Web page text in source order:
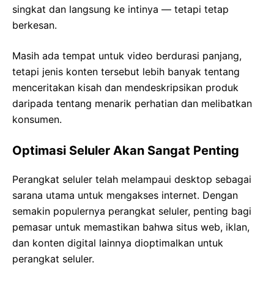
singkat dan langsung ke intinya — tetapi tetap
berkesan.
Masih ada tempat untuk video berdurasi panjang,
tetapi jenis konten tersebut lebih banyak tentang
menceritakan kisah dan mendeskripsikan produk
daripada tentang menarik perhatian dan melibatkan
konsumen.
Optimasi Seluler Akan Sangat Penting
Perangkat seluler telah melampaui desktop sebagai
sarana utama untuk mengakses internet. Dengan
semakin populernya perangkat seluler, penting bagi
pemasar untuk memastikan bahwa situs web, iklan,
dan konten digital lainnya dioptimalkan untuk
perangkat seluler.